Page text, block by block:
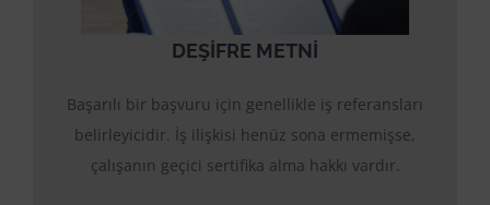
DEŞIFRE METNI
Başarılı bir başvuru için genellikle iş referansları
belirleyicidir. İş ilişkisi henüz sona ermemişse,
çalışanın geçici sertifika alma hakkı vardır.